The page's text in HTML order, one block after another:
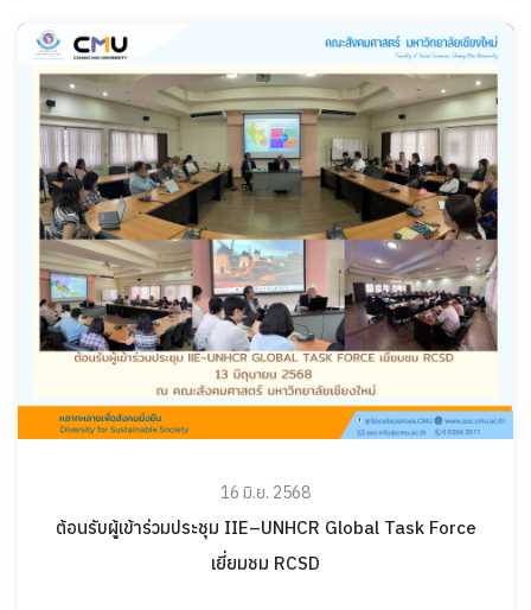
16 มิ.ย. 2568
ต้อนรับผู้เข้าร่วมประชุม IIE–UNHCR Global Task Force
เยี่ยมชม RCSD